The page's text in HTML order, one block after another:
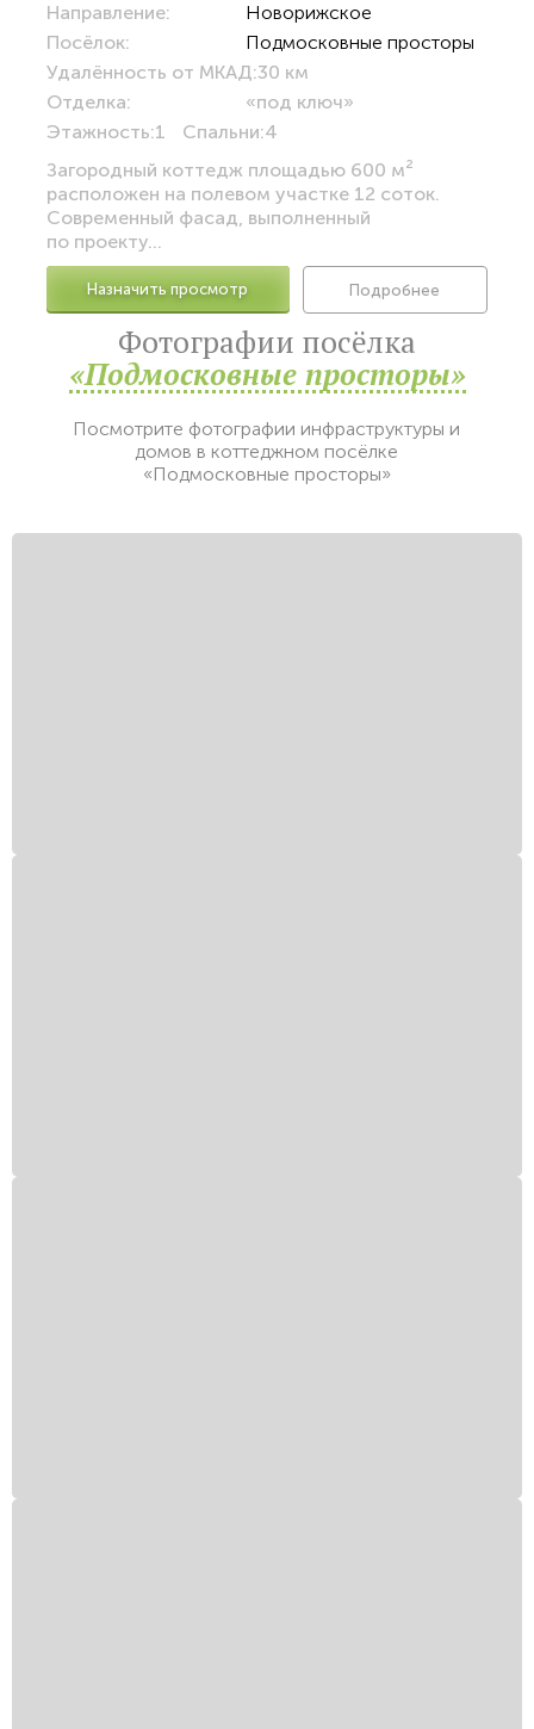
Направление:
Новорижское
Посёлок:
Подмосковные просторы
Удалённость от МКАД:30 км
Отделка:
«под ключ»
Этажность:1 Спальни:4
Загородный коттедж площадью 600 м²
расположен на полевом участке 12 соток.
Современный фасад, выполненный
по проекту...
Назначить просмотр Подробнее
Фотографии посёлка
«Подмосковные просторы»
Посмотрите фотографии инфраструктуры и
домов в коттеджном посёлке
«Подмосковные просторы»